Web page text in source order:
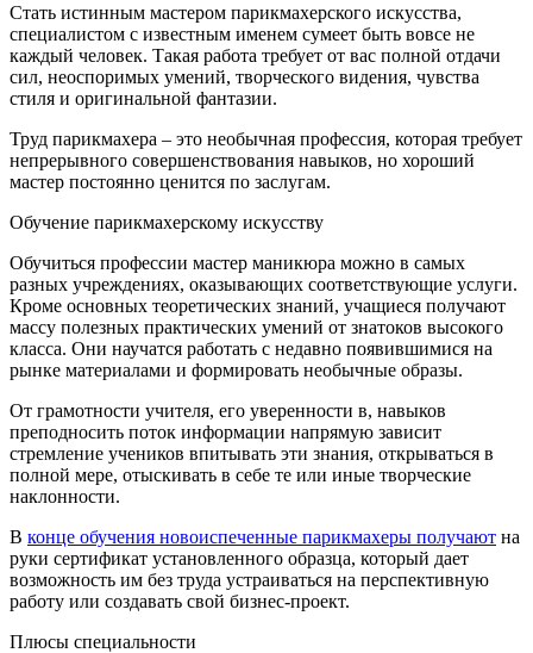
Стать истинным мастером парикмахерского искусства,
специалистом с известным именем сумеет быть вовсе не
каждый человек. Такая работа требует от вас полной отдачи
сил, неоспоримых умений, творческого видения, чувства
стиля и оригинальной фантазии.
Труд парикмахера – это необычная профессия, которая требует
непрерывного совершенствования навыков, но хороший
мастер постоянно ценится по заслугам.
Обучение парикмахерскому искусству
Обучиться профессии мастер маникюра можно в самых
разных учреждениях, оказывающих соответствующие услуги.
Кроме основных теоретических знаний, учащиеся получают
массу полезных практических умений от знатоков высокого
класса. Они научатся работать с недавно появившимися на
рынке материалами и формировать необычные образы.
От грамотности учителя, его уверенности в, навыков
преподносить поток информации напрямую зависит
стремление учеников впитывать эти знания, открываться в
полной мере, отыскивать в себе те или иные творческие
наклонности.
В конце обучения новоиспеченные парикмахеры получают на
руки сертификат установленного образца, который дает
возможность им без труда устраиваться на перспективную
работу или создавать свой бизнес-проект.
Плюсы специальности